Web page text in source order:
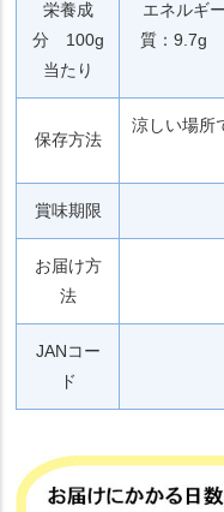
栄養成
分 100g
当たり
エネルギ
質：9.7g
保存方法
涼しい場所
賞味期限
お届け方
法
JANコー
ド